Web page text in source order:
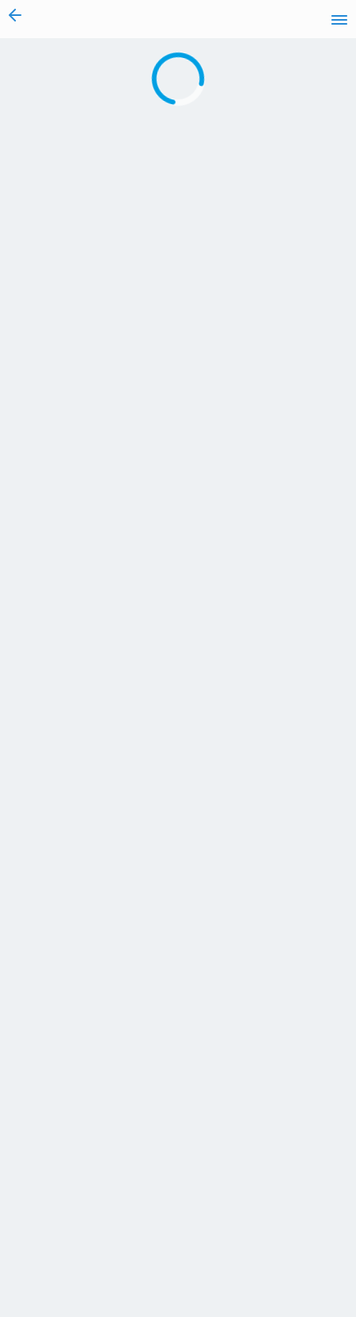
vai al contenuto
Caricamento in corso...